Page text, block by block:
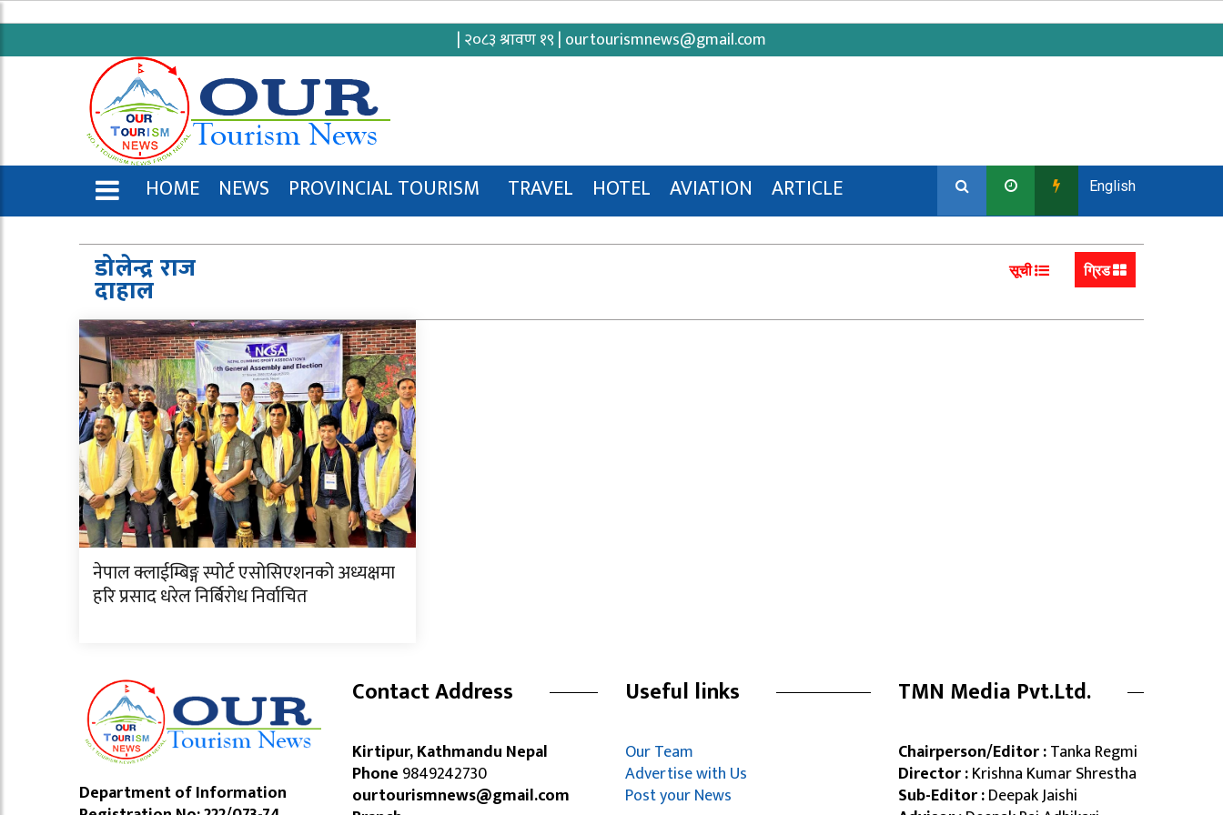
| २०८३ श्रावण १९ | ourtourismnews@gmail.com
HOME NEWS PROVINCIAL TOURISM TRAVEL HOTEL AVIATION
ARTICLE
ENGLISH
English
डोलेन्द्र राज
दाहाल
सूची ग्रिड
नेपाल क्लाईम्बिङ्ग स्पोर्ट एसोसिएशनको अध्यक्षमा
हरि प्रसाद धरेल निर्बिरोध निर्वाचित
Department of Information
Contact Address
Kirtipur, Kathmandu Nepal
Phone 9849242730
ourtourismnews@gmail.com
Useful links
Our Team
Advertise with Us
Post your News
TMN Media Pvt.Ltd.
Chairperson/Editor :Tanka Regmi
Director :Krishna Kumar Shrestha
Sub-Editor :Deepak Jaishi